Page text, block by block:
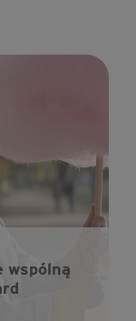
wspólną